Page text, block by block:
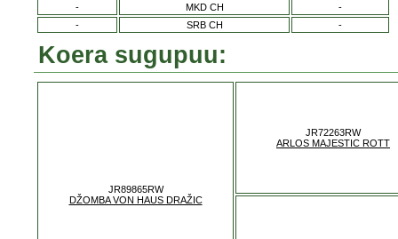
-
MKD CH
-
-
SRB CH -
Koera sugupuu:
JR89865RW
DŽOMBA VON HAUS DRAŽIC
JR72263RW
ARLOS MAJESTIC ROTT